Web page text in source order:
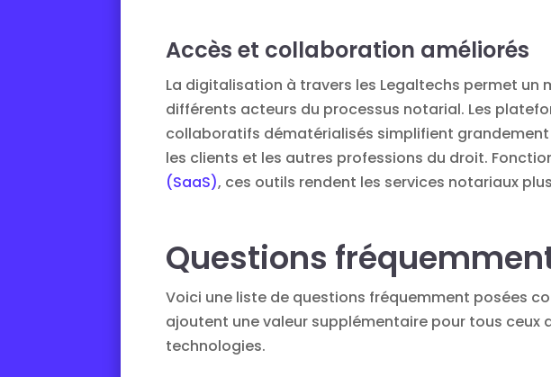
Accès et collaboration améliorés
La digitalisation à travers les Legaltechs permet
différents acteurs du processus notarial. Les
collaboratifs dématérialisés simplifient grandement
les clients et les autres professions du droit.
(SaaS), ces outils rendent les services notariaux
Questions
Voici une liste de questions fréquemment posées
ajoutent une valeur supplémentaire pour tous
technologies.